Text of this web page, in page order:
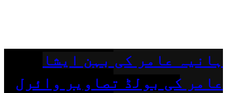
ہانیہ عامر کی بہن ایشا
عامر کی بولڈ تصاویر وائرل